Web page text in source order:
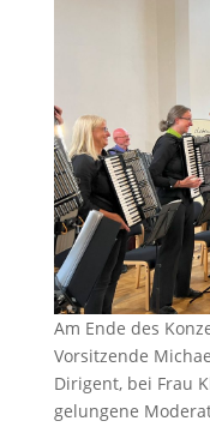
Am Ende des
Vorsitzende
Dirigent, bei Frau
gelungene